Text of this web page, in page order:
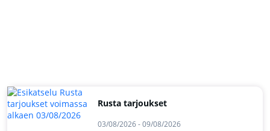
Rusta tarjoukset
03/08/2026 - 09/08/2026